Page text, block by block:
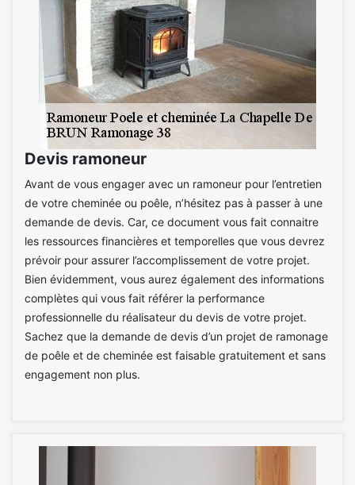
Devis ramoneur
Avant de vous engager avec un ramoneur pour l’entretien
de votre cheminée ou poêle, n’hésitez pas à passer à une
demande de devis. Car, ce document vous fait connaitre
les ressources financières et temporelles que vous devrez
prévoir pour assurer l’accomplissement de votre projet.
Bien évidemment, vous aurez également des informations
complètes qui vous fait référer la performance
professionnelle du réalisateur du devis de votre projet.
Sachez que la demande de devis d’un projet de ramonage
de poêle et de cheminée est faisable gratuitement et sans
engagement non plus.